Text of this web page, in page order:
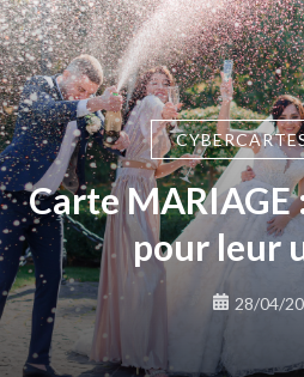
Carte MARIAGE
pour leur
28/04/